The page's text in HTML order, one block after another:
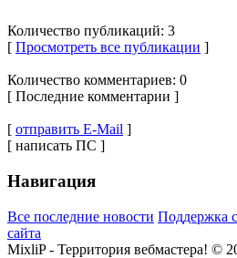
Количество публикаций: 3
[ Просмотреть все публикации ]
Количество комментариев: 0
[ Последние комментарии ]
[ отправить E-Mail ]
[ написать ПС ]
Навигация
Все последние новости Поддержка
сайта
MixliP - Территория вебмастера! ©